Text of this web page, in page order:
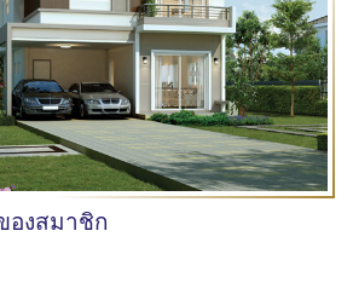
องสมาชิก